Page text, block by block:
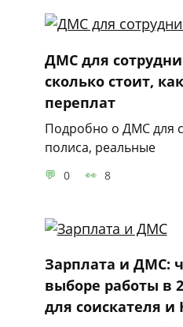
ДМС для
сколько стоит,
переплат
Подробно о ДМС для
полиса, реальные
0 8
Зарплата и ДМС:
выборе работы в
для соискателя и